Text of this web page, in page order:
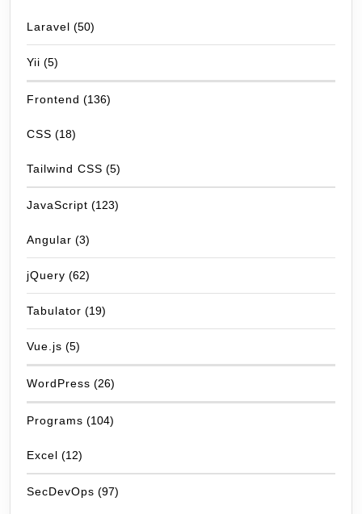
Laravel (50)
Yii (5)
Frontend (136)
CSS (18)
Tailwind CSS (5)
JavaScript (123)
Angular (3)
jQuery (62)
Tabulator (19)
Vue.js (5)
WordPress (26)
Programs (104)
Excel (12)
SecDevOps (97)